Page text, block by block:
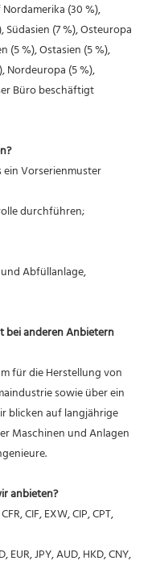
(30 %),
Südasien (7 %), Osteuropa
(5 %), Ostasien (5 %),
Nordeuropa (5 %),
Büro beschäftigt
durchführen;
bei anderen Anbietern
sowie über ein
blicken auf langjährige
Maschinen und Anlagen
anbieten?